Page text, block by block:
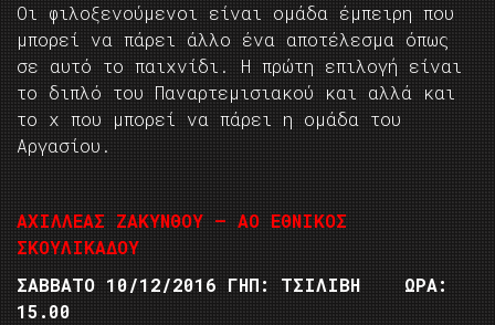
Οι φιλοξενούμενοι είναι ομάδα έμπειρη που
μπορεί να πάρει άλλο ένα αποτέλεσμα όπως
σε αυτό το παιχνίδι. Η πρώτη επιλογή είναι
το διπλό του Παναρτεμισιακού και αλλά και
το χ που μπορεί να πάρει η ομάδα του
Αργασίου.
ΑΧΙΛΛΕΑΣ ΖΑΚΥΝΘΟΥ – ΑΟ ΕΘΝΙΚΟΣ
ΣΚΟΥΛΙΚΑΔΟΥ
ΣΑΒΒΑΤΟ 10/12/2016 ΓΗΠ: ΤΣΙΛΙΒΗ ΩΡΑ:
15.00